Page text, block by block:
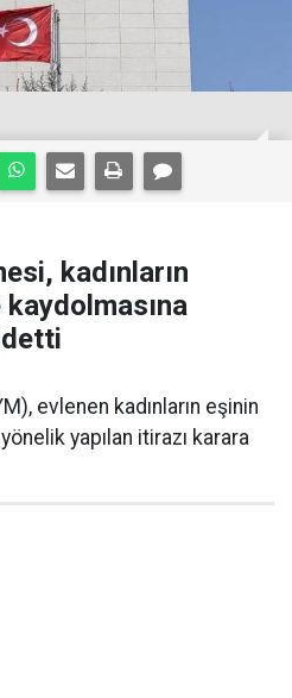
kadınların
evlenen kadınların eşinin
yapılan itirazı karara